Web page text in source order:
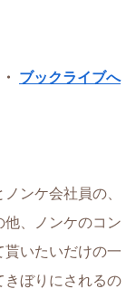
ブックライブへ
ンケ会社員の、
、ノンケのコン
貰いたいだけの一
きぼりにされるの